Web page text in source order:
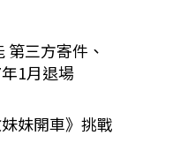
三方寄件、
1月退場
妹開車》挑戰